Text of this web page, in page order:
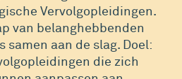
Vervolgopleidingen.
van belanghebbenden
aan de slag. Doel:
die zich